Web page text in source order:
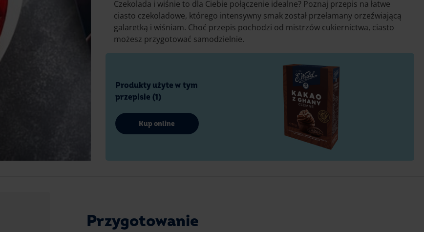
Czekolada i wiśnie to dla Ciebie połączenie idealne? Poznaj przepis na łatwe
ciasto czekoladowe, którego intensywny smak został przełamany orzeźwiającą
galaretką i wiśniam. Choć przepis pochodzi od mistrzów cukiernictwa, ciasto
możesz przygotować samodzielnie.
Produkty użyte w tym
przepisie (1)
Kup online
Przygotowanie